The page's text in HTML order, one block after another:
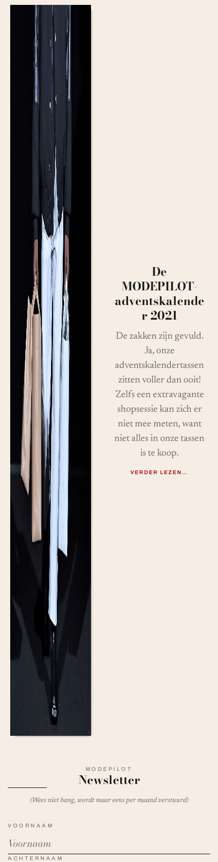
De
MODEPILOT-
adventskalende
r 2021
De zakken zijn gevuld.
Ja, onze
adventskalendertassen
zitten voller dan ooit!
Zelfs een extravagante
shopsessie kan zich er
niet mee meten, want
niet alles in onze tassen
is te koop.
VERDER LEZEN…
MODEPILOT
Newsletter
(Wees niet bang, wordt maar eens per maand verstuurd)
VOORNAAM
ACHTERNAAM